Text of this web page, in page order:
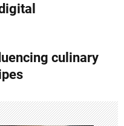
culinary